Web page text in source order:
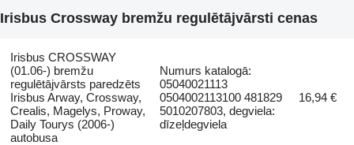
Irisbus Crossway bremžu regulētājvārsti cenas
Irisbus CROSSWAY
(01.06-) bremžu
regulētājvārsts paredzēts
Irisbus Arway, Crossway,
Crealis, Magelys, Proway,
Daily Tourys (2006-)
autobusa
Numurs katalogā:
05040021113
0504002113100 481829
5010207803, degviela:
dīzeļdegviela
16,94 €